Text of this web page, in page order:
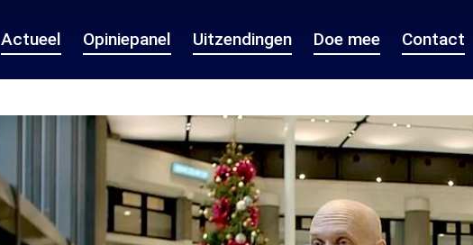
Actueel Opiniepanel Uitzendingen Doe mee Contact